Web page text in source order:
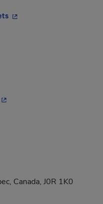
- Cet hyperlien
- Cet hyperlien s'ouvrira
Canada, J0R 1K0